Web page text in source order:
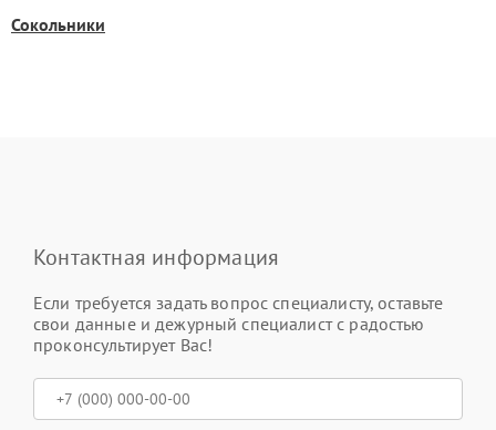
Сокольники
Контактная информация
Если требуется задать вопрос специалисту, оставьте
свои данные и дежурный специалист с радостью
проконсультирует Вас!